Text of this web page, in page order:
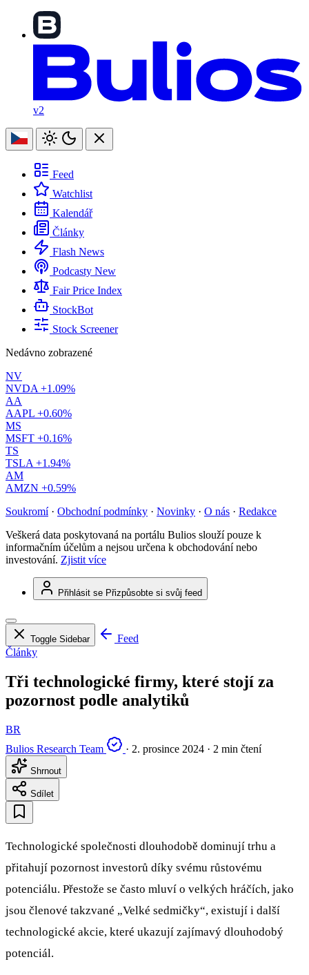
v2
Feed
Watchlist
Kalendář
Články
Flash News
Podcasty New
Fair Price Index
StockBot
Stock Screener
Nedávno zobrazené
NV
NVDA +1.09%
AA
AAPL +0.60%
MS
MSFT +0.16%
TS
TSLA +1.94%
AM
AMZN +0.59%
Soukromí · Obchodní podmínky · Novinky · O nás · Redakce
Veškerá data poskytovaná na portálu Bulios slouží pouze k
informačním účelům a nejsou určena k obchodování nebo
investování. Zjistit více
Přihlásit se Přizpůsobte si svůj feed
Toggle Sidebar
Feed
Články
Tři technologické firmy, které stojí za
pozornost podle analytiků
BR
Bulios Research Team
· 2. prosince 2024 · 2 min čtení
Shrnout
Sdílet
Technologické společnosti dlouhodobě dominují trhu a
přitahují pozornost investorů díky svému růstovému
potenciálu. Přestože se často mluví o velkých hráčích, jako
jsou členové takzvané „Velké sedmičky“, existují i další
technologické akcie, které ukazují zajímavý dlouhodobý
potenciál.